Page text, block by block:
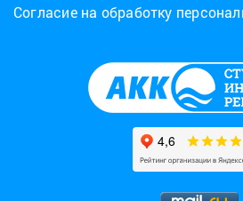
Согласие на обработку